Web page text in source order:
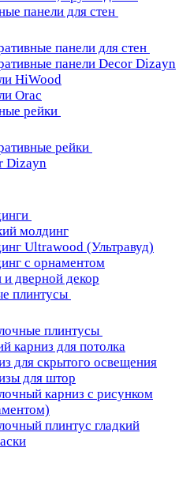
панели для стен
панели для стен
панели Decor Dizayn
HiWood
Orac
рейки
рейки
Dizayn
молдинг
Ultrawood (Ультравуд)
с орнаментом
дверной декор
плинтусы
плинтусы
карниз для потолка
для скрытого освещения
для штор
карниз с рисунком
плинтус гладкий